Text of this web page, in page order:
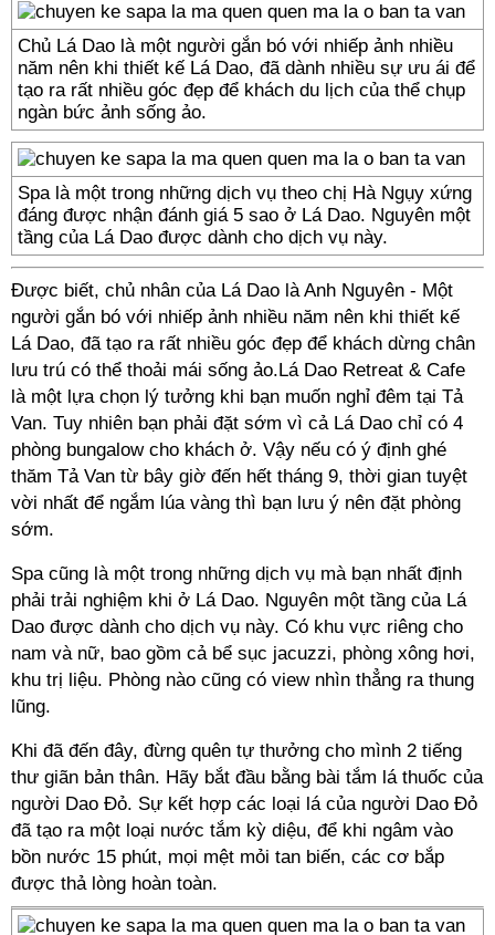
Chủ Lá Dao là một người gắn bó với nhiếp ảnh nhiều
năm nên khi thiết kế Lá Dao, đã dành nhiều sự ưu ái để
tạo ra rất nhiều góc đẹp để khách du lịch của thể chụp
ngàn bức ảnh sống ảo.
Spa là một trong những dịch vụ theo chị Hà Ngụy xứng
đáng được nhận đánh giá 5 sao ở Lá Dao. Nguyên một
tầng của Lá Dao được dành cho dịch vụ này.
Được biết, chủ nhân của Lá Dao là Anh Nguyên - Một
người gắn bó với nhiếp ảnh nhiều năm nên khi thiết kế
Lá Dao, đã tạo ra rất nhiều góc đẹp để khách dừng chân
lưu trú có thể thoải mái sống ảo.Lá Dao Retreat & Cafe
là một lựa chọn lý tưởng khi bạn muốn nghỉ đêm tại Tả
Van. Tuy nhiên bạn phải đặt sớm vì cả Lá Dao chỉ có 4
phòng bungalow cho khách ở. Vậy nếu có ý định ghé
thăm Tả Van từ bây giờ đến hết tháng 9, thời gian tuyệt
vời nhất để ngắm lúa vàng thì bạn lưu ý nên đặt phòng
sớm.
Spa cũng là một trong những dịch vụ mà bạn nhất định
phải trải nghiệm khi ở Lá Dao. Nguyên một tầng của Lá
Dao được dành cho dịch vụ này. Có khu vực riêng cho
nam và nữ, bao gồm cả bể sục jacuzzi, phòng xông hơi,
khu trị liệu. Phòng nào cũng có view nhìn thẳng ra thung
lũng.
Khi đã đến đây, đừng quên tự thưởng cho mình 2 tiếng
thư giãn bản thân. Hãy bắt đầu bằng bài tắm lá thuốc của
người Dao Đỏ. Sự kết hợp các loại lá của người Dao Đỏ
đã tạo ra một loại nước tắm kỳ diệu, để khi ngâm vào
bồn nước 15 phút, mọi mệt mỏi tan biến, các cơ bắp
được thả lòng hoàn toàn.